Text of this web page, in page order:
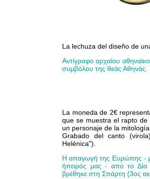
La lechuza del diseño de
Αντίγραφο αρχαίου
συμβόλου της θεάς Αθηνάς.
La moneda de 2€
que se muestra el rapto
un personaje de la
Grabado del canto
Helénica").
Η απαγωγή της Ευρώπης -
ήπειρός μας - από το Δία
βρέθηκε στη Σπάρτη (3ος